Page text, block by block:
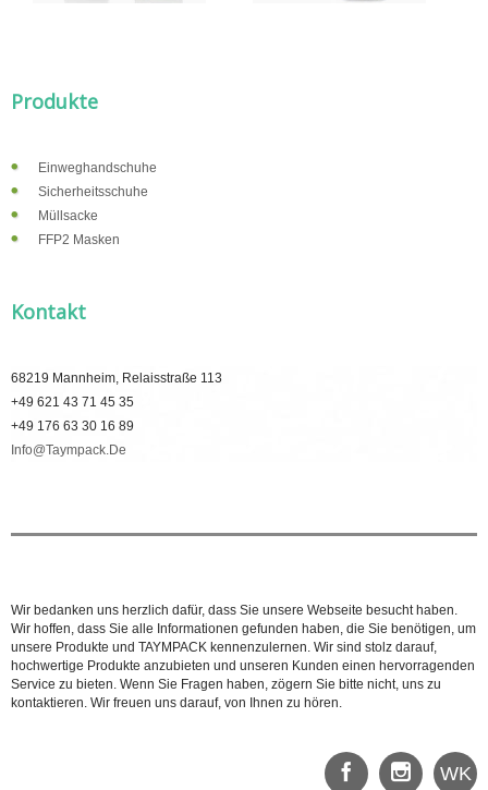
Produkte
Einweghandschuhe
Sicherheitsschuhe
Müllsacke
FFP2 Masken
Kontakt
68219 Mannheim, Relaisstraße 113
+49 621 43 71 45 35
+49 176 63 30 16 89
Info@taympack.de
Wir bedanken uns herzlich dafür, dass Sie unsere Webseite besucht haben.
Wir hoffen, dass Sie alle Informationen gefunden haben, die Sie benötigen, um
unsere Produkte und TAYMPACK kennenzulernen. Wir sind stolz darauf,
hochwertige Produkte anzubieten und unseren Kunden einen hervorragenden
Service zu bieten. Wenn Sie Fragen haben, zögern Sie bitte nicht, uns zu
kontaktieren. Wir freuen uns darauf, von Ihnen zu hören.
WK